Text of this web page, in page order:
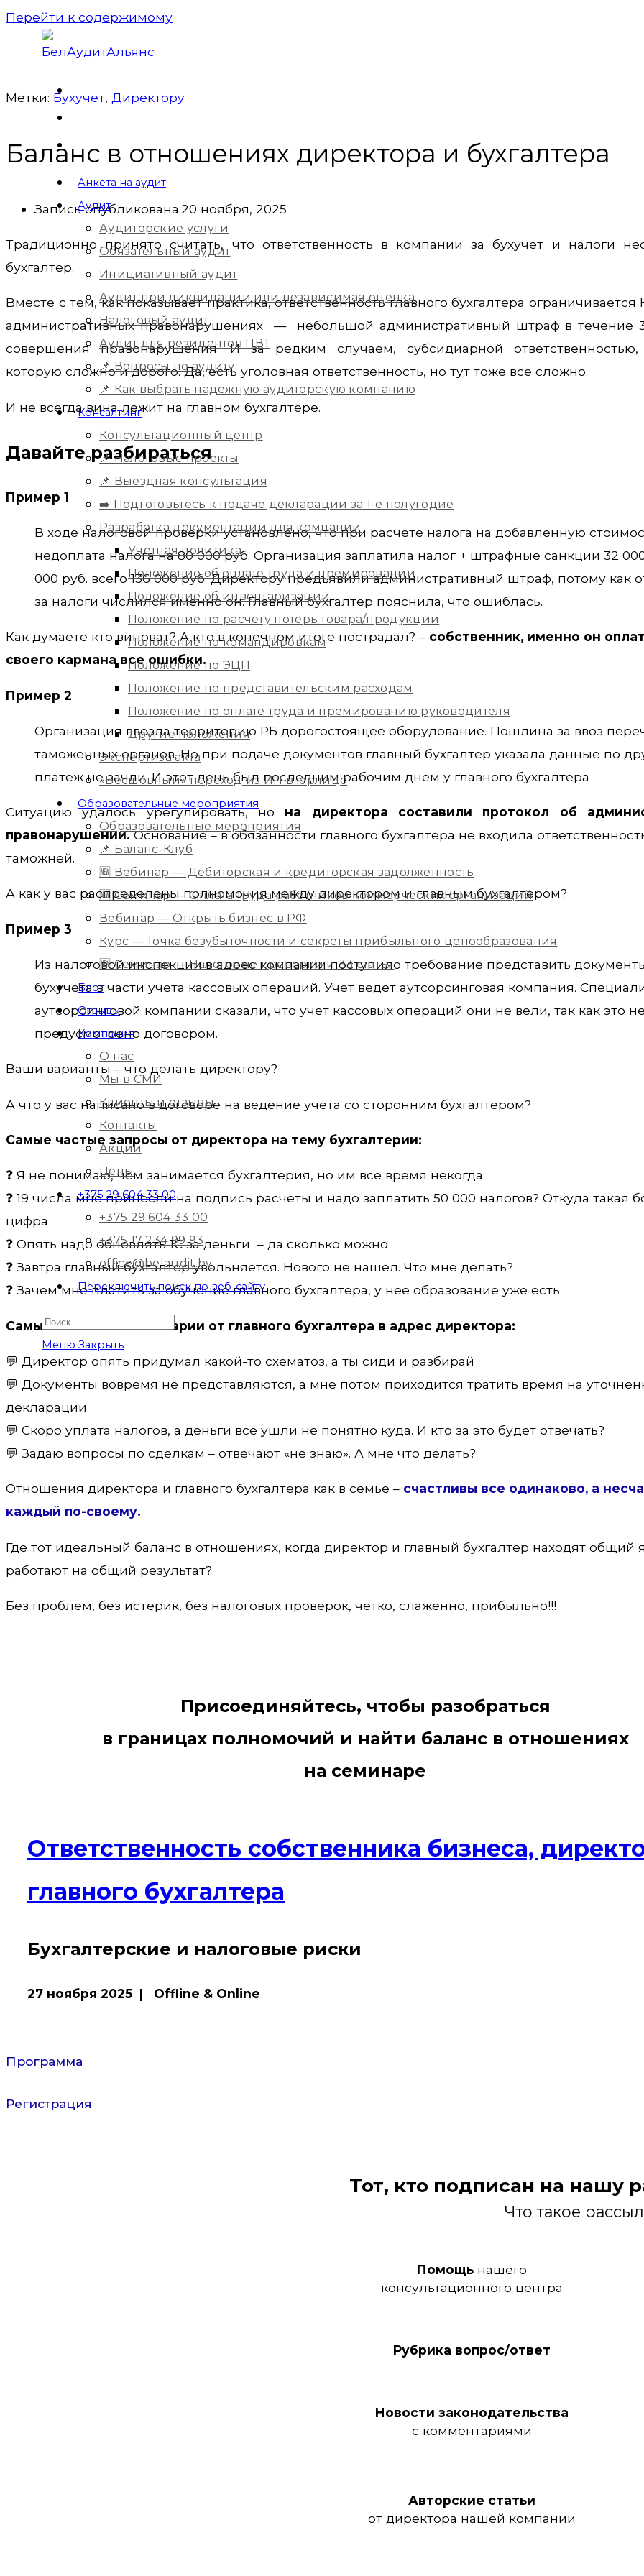
Перейти к содержимому
Анкета на аудит
Аудит
Аудиторские услуги
Обязательный аудит
Инициативный аудит
Аудит при ликвидации или независимая оценка
Налоговый аудит
Аудит для резидентов ПВТ
📌 Вопросы по аудиту
📌 Как выбрать надежную аудиторскую компанию
Консалтинг
Консультационный центр
📌 Налоговые проекты
📌 Выездная консультация
➡️ Подготовьтесь к подаче декларации за 1-е полугодие
Разработка документации для компании
Учетная политика
Положение об оплате труда и премировании
Положение об инвентаризации
Положение по расчету потерь товара/продукции
Положение по командировкам
Положение по ЭЦП
Положение по представительским расходам
Положение по оплате труда и премированию руководителя
Другие положения
Экспертиза акта
«Бесшовный» переход из ИП в юрлицо
Образовательные мероприятия
Образовательные мероприятия
📌 Баланс-Клуб
🆕 Вебинар — Дебиторская и кредиторская задолженность
🆕 Семинар — Оплата труда работников коммерческих организаций
Вебинар — Открыть бизнес в РФ
Курс — Точка безубыточности и секреты прибыльного ценообразования
🆕 Семинар — Налоговые проверки и 33 статья
Блог
Отзывы
Компания
О нас
Мы в СМИ
Клиенты и отзывы
Контакты
Акции
Цены
+375 29 604 33 00
+375 29 604 33 00
+375 17 234 99 93
office@belaudit.by
Переключить поиск по веб-сайту
Меню Закрыть
Метки: Бухучет, Директорy
Баланс в отношениях директора и бухгалтера
Запись опубликована:20 ноября, 2025
Традиционно принято считать, что ответственность в компании за бухучет и налоги
бухгалтер.
Вместе с тем, как показывает практика, ответственность главного бухгалтера
административных правонарушениях — небольшой административный штраф в течение
совершения правонарушения. И за редким случаем, субсидиарной ответственностью,
которую сложно и дорого. Да, есть уголовная ответственность, но тут тоже все сложно.
И не всегда вина лежит на главном бухгалтере.
Давайте разбираться
Пример 1
В ходе налоговой проверки установлено, что при расчете налога на добавленную
недоплата налога на 80 000 руб. Организация заплатила налог + штрафные санкции 32
000 руб. всего 136 000 руб. Директору предъявили административный штраф, потому как
за налоги числился именно он. Главный бухгалтер пояснила, что ошиблась.
Как думаете кто виноват? А кто в конечном итоге пострадал? – собственник, именно он
своего кармана все ошибки.
Пример 2
Организация ввезла территорию РБ дорогостоящее оборудование. Пошлина за ввоз
таможенных органов. Но при подаче документов главный бухгалтер указала данные по
платеж не зачли. И этот день был последним рабочим днем у главного бухгалтера
Ситуацию удалось урегулировать, но на директора составили протокол об
правонарушении.Основание – в обязанности главного бухгалтера не входила
таможней.
А как у вас распределены полномочия между директором и главным бухгалтером?
Пример 3
Из налоговой инспекции в адрес компании поступило требование представить
бухучета в части учета кассовых операций. Учет ведет аутсорсинговая компания.
аутсорсинговой компании сказали, что учет кассовых операций они не вели, так как это
предусмотрено договором.
Ваши варианты – что делать директору?
А что у вас написано в договоре на ведение учета со сторонним бухгалтером?
Самые частые запросы от директора на тему бухгалтерии:
❓ Я не понимаю, чем занимается бухгалтерия, но им все время некогда
❓ 19 числа мне принесли на подпись расчеты и надо заплатить 50 000 налогов? Откуда такая
цифра
❓ Опять надо обновлять 1С за деньги – да сколько можно
❓ Завтра главный бухгалтер увольняется. Нового не нашел. Что мне делать?
❓ Зачем мне платить за обучение главного бухгалтера, у нее образование уже есть
Самые частые комментарии от главного бухгалтера в адрес директора:
💬 Директор опять придумал какой-то схематоз, а ты сиди и разбирай
💬 Документы вовремя не представляются, а мне потом приходится тратить время на
декларации
💬 Скоро уплата налогов, а деньги все ушли не понятно куда. И кто за это будет отвечать?
💬 Задаю вопросы по сделкам – отвечают «не знаю». А мне что делать?
Отношения директора и главного бухгалтера как в семье – счастливы все одинаково, а
каждый по-своему.
Где тот идеальный баланс в отношениях, когда директор и главный бухгалтер находят общий
работают на общий результат?
Без проблем, без истерик, без налоговых проверок, четко, слаженно, прибыльно!!!
Присоединяйтесь, чтобы разобраться
в границах полномочий и найти баланс в отношениях
на семинаре
Ответственность собственника бизнеса,
главного бухгалтера
Бухгалтерские и налоговые риски
27 ноября 2025 | Offline & Online
Программа
Регистрация
Тот, кто подписан на нашу
Что такое
Помощьнашего
консультационного центра
Рубрика вопрос/ответ
Новости законодательства
с комментариями
Авторские статьи
от директора нашей компании